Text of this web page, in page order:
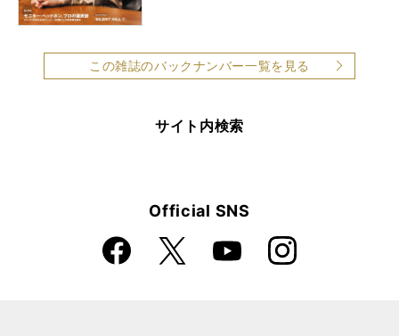
この雑誌のバックナンバー一覧を見る
サイト内検索
Official SNS
Faceboo
k
X YouTube Instagra
m